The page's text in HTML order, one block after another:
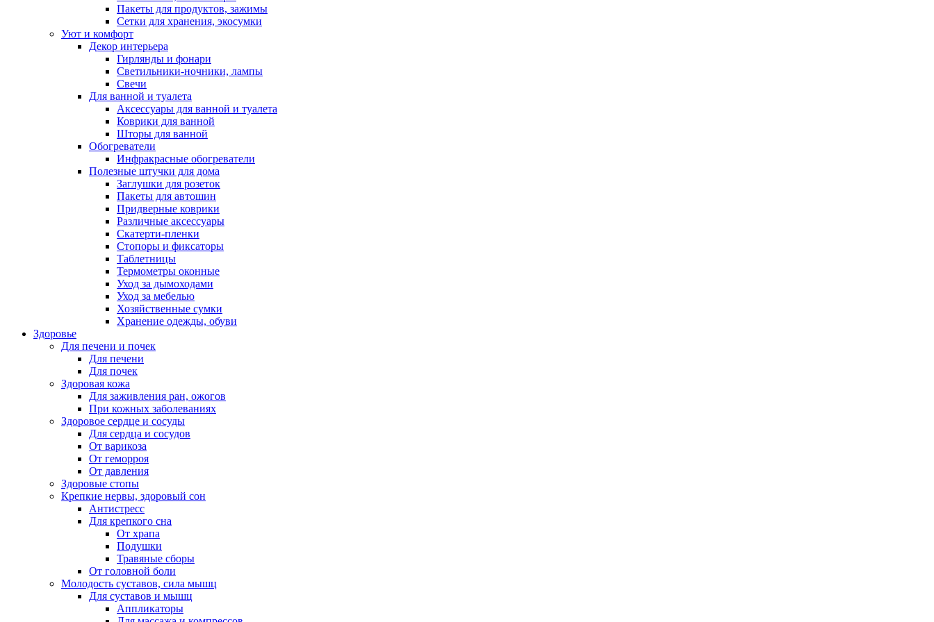
Пакеты для продуктов, зажимы
Сетки для хранения, экосумки
Уют и комфорт
Декор интерьера
Гирлянды и фонари
Светильники-ночники, лампы
Свечи
Для ванной и туалета
Аксессуары для ванной и туалета
Коврики для ванной
Шторы для ванной
Обогреватели
Инфракрасные обогреватели
Полезные штучки для дома
Заглушки для розеток
Пакеты для автошин
Придверные коврики
Различные аксессуары
Скатерти-пленки
Стопоры и фиксаторы
Таблетницы
Термометры оконные
Уход за дымоходами
Уход за мебелью
Хозяйственные сумки
Хранение одежды, обуви
Здоровье
Для печени и почек
Для печени
Для почек
Здоровая кожа
Для заживления ран, ожогов
При кожных заболеваниях
Здоровое сердце и сосуды
Для сердца и сосудов
От варикоза
От геморроя
От давления
Здоровые стопы
Крепкие нервы, здоровый сон
Антистресс
Для крепкого сна
От храпа
Подушки
Травяные сборы
От головной боли
Молодость суставов, сила мышц
Для суставов и мышц
Аппликаторы